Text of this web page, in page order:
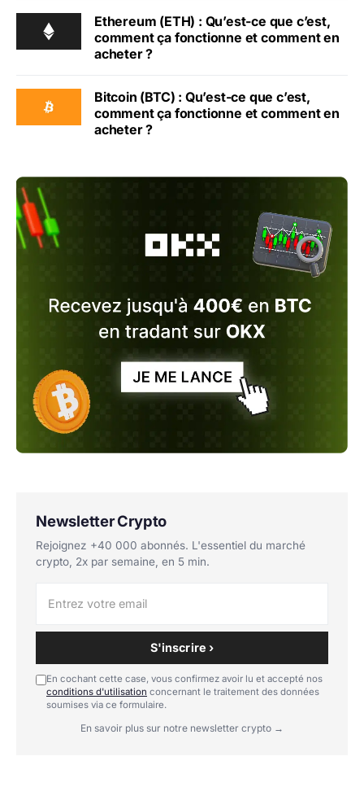
Ethereum (ETH) : Qu’est-ce que c’est,
comment ça fonctionne et comment en
acheter ?
Bitcoin (BTC) : Qu’est-ce que c’est,
comment ça fonctionne et comment en
acheter ?
Newsletter Crypto
Rejoignez +40 000 abonnés. L'essentiel du marché
crypto, 2x par semaine, en 5 min.
S'inscrire ›
En cochant cette case, vous confirmez avoir lu et accepté nos
conditions d'utilisation concernant le traitement des données
soumises via ce formulaire.
En savoir plus sur notre newsletter crypto →